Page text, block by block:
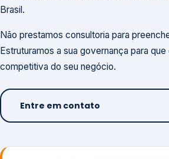
Brasil.
Não prestamos consultoria para
Estruturamos a sua governança para
competitiva do seu negócio.
Entre em contato